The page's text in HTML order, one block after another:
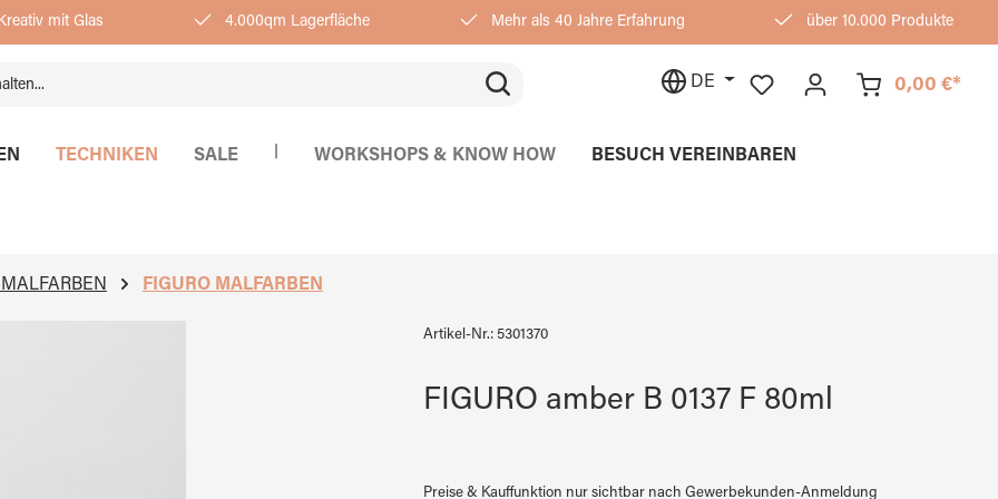
Kreativ mit Glas 4.000qm Lagerfläche Mehr als 40 Jahre Erfahrung über 10.000 Produkte
DE 0,00 €*
TECHNIKEN SALE WORKSHOPS & KNOW HOW BESUCH VEREINBAREN
FIGURO MALFARBEN
Artikel-Nr.: 5301370
FIGURO amber B 0137 F 80ml
Preise & Kauffunktion nur sichtbar nach Gewerbekunden-Anmeldung